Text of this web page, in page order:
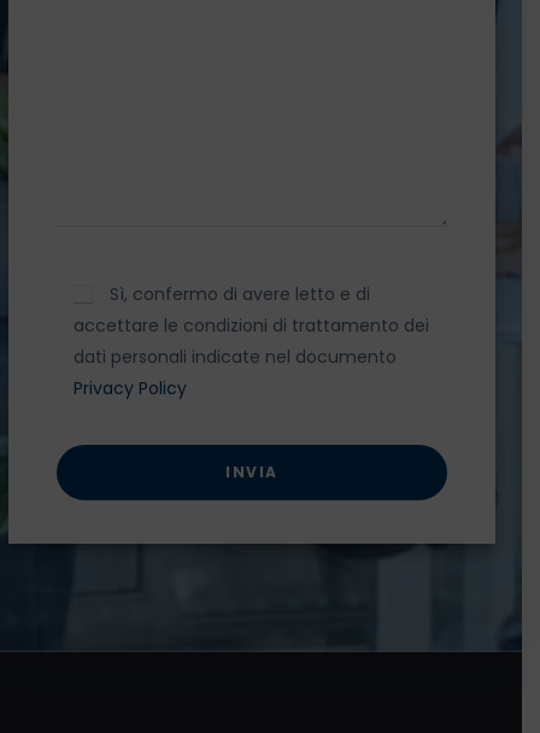
Sì, confermo di avere letto e di
accettare le condizioni di trattamento dei
dati personali indicate nel documento
Privacy Policy
INVIA